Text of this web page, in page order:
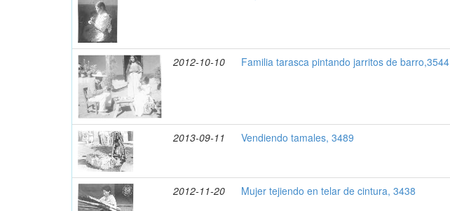
2012-10-10 Familia tarasca pintando jarritos de barro,3544
2013-09-11 Vendiendo tamales, 3489
2012-11-20 Mujer tejiendo en telar de cintura, 3438